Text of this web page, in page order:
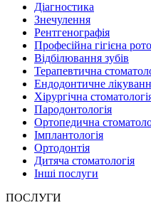
Діагностика
Знечулення
Рентгенографія
Професійна гігієна
Відбілювання зубів
Терапевтична
Ендодонтичне
Хірургічна
Пародонтологія
Ортопедична
Імплантологія
Ортодонтія
Дитяча стоматологія
Інші послуги
ПОСЛУГИ